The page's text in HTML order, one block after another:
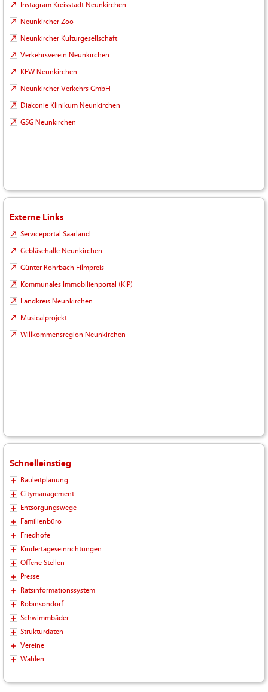
Instagram Kreisstadt Neunkirchen
Neunkircher Zoo
Neunkircher Kulturgesellschaft
Verkehrsverein Neunkirchen
KEW Neunkirchen
Neunkircher Verkehrs GmbH
Diakonie Klinikum Neunkirchen
GSG Neunkirchen
Externe Links
Serviceportal Saarland
Gebläsehalle Neunkirchen
Günter Rohrbach Filmpreis
Kommunales Immobilienportal (KIP)
Landkreis Neunkirchen
Musicalprojekt
Willkommensregion Neunkirchen
Schnelleinstieg
Bauleitplanung
Citymanagement
Entsorgungswege
Familienbüro
Friedhöfe
Kindertageseinrichtungen
Offene Stellen
Presse
Ratsinformationssystem
Robinsondorf
Schwimmbäder
Strukturdaten
Vereine
Wahlen